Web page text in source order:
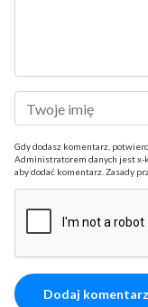
Gdy dodasz komentarz,
Administratorem danych jest x-
aby dodać komentarz. Zasady